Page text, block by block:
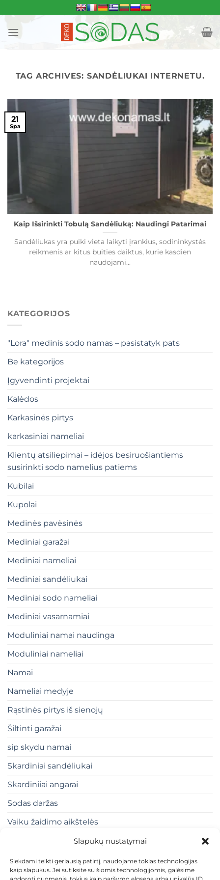
Slapukų nustatymai
Siekdami teikti geriausią patirtį, naudojame tokias technologijas
kaip slapukus. Jei sutiksite su šiomis technologijomis, galėsime
to
content
TAG ARCHIVES: SANDĖLIUKAI INTERNETU.
Kaip Išsirinkti Tobulą Sandėliuką: Naudingi Patarimai
Sandėliukas yra puiki vieta laikyti įrankius, sodininkystės
reikmenis ar kitus buities daiktus, kurie kasdien
naudojami...
21
Spa
KATEGORIJOS
"Lora" medinis sodo namas – pasistatyk pats
Be kategorijos
Įgyvendinti projektai
Kalėdos
Karkasinės pirtys
karkasiniai nameliai
Klientų atsiliepimai – idėjos besiruošiantiems
susirinkti sodo namelius patiems
Kubilai
Kupolai
Medinės pavėsinės
Mediniai garažai
Mediniai nameliai
Mediniai sandėliukai
Mediniai sodo nameliai
Mediniai vasarnamiai
Moduliniai namai naudinga
Moduliniai nameliai
Namai
Nameliai medyje
Rąstinės pirtys iš sienojų
Šiltinti garažai
sip skydu namai
Skardiniai sandėliukai
Skardiniiai angarai
Sodas daržas
Vaiku žaidimo aikštelės